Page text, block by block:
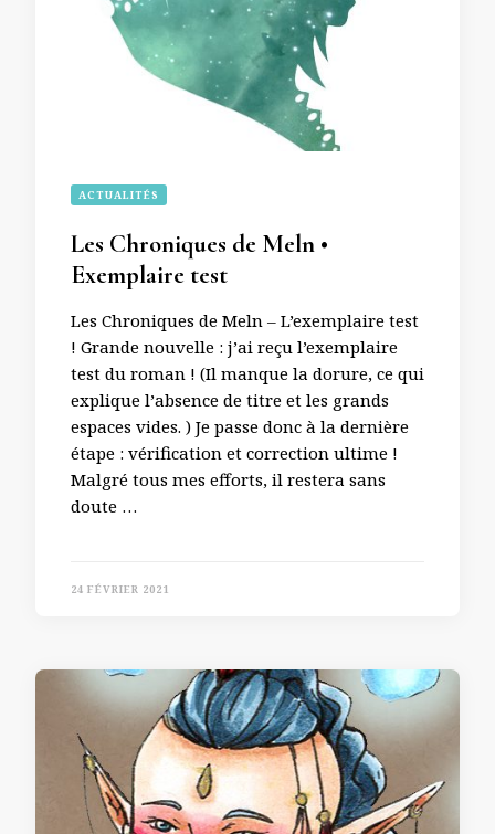
ACTUALITÉS
Les Chroniques de Meln •
Exemplaire test
Les Chroniques de Meln – L’exemplaire test
! Grande nouvelle : j’ai reçu l’exemplaire
test du roman ! (Il manque la dorure, ce qui
explique l’absence de titre et les grands
espaces vides. ) Je passe donc à la dernière
étape : vérification et correction ultime !
Malgré tous mes efforts, il restera sans
doute …
24 FÉVRIER 2021